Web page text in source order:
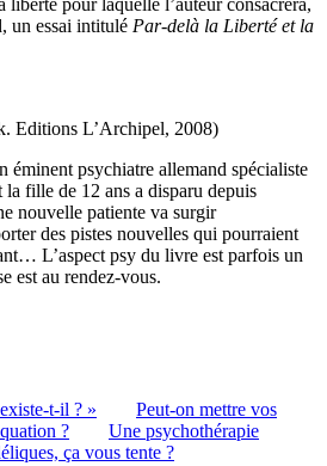
liberté pour laquelle l’auteur consacrera,
un essai intitulé Par-delà la Liberté et la
Editions L’Archipel, 2008)
éminent psychiatre allemand spécialiste
fille de 12 ans a disparu depuis
nouvelle patiente va surgir
des pistes nouvelles qui pourraient
L’aspect psy du livre est parfois un
est au rendez-vous.
t-il ? »
Peut-on mettre vos
?
Une psychothérapie
ça vous tente ?